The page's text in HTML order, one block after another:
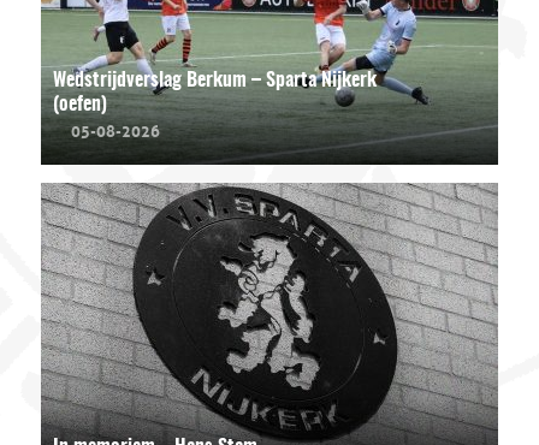
Wedstrijdverslag Berkum – Sparta Nijkerk
(oefen)
05-08-2026